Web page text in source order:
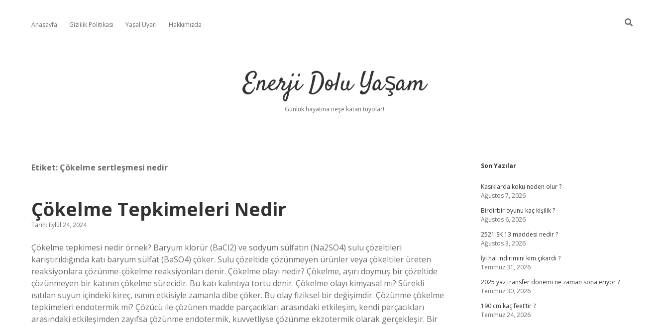
Anasayfa Gizlilik Politikası Yasal Uyarı Hakkımızda
Enerji Dolu Yaşam
Günlük hayatına neşe katan tüyolar!
Etiket: Çökelme sertleşmesi nedir
Çökelme Tepkimeleri Nedir
Tarih: Eylül 24, 2024
Çökelme tepkimesi nedir örnek? Baryum klorür (BaCl2) ve sodyum sülfatın (Na2SO4) sulu çözeltileri
karıştırıldığında katı baryum sülfat (BaSO4) çöker. Sulu çözeltide çözünmeyen ürünler veya çökeltiler üreten
reaksiyonlara çözünme-çökelme reaksiyonları denir. Çökelme olayı nedir? Çökelme, aşırı doymuş bir çözeltide
çözünmeyen bir katının çökelme sürecidir. Bu katı kalıntıya tortu denir. Çökelme olayı kimyasal mı? Sürekli
ısıtılan suyun içindeki kireç, ısının etkisiyle zamanla dibe çöker. Bu olay fiziksel bir değişimdir. Çözünme çökelme
tepkimeleri endotermik mi? Çözücü ile çözünen madde parçacıkları arasındaki etkileşim, kendi parçacıkları
arasındaki etkileşimden zayıfsa çözünme endotermik, kuvvetliyse çözünme ekzotermik olarak gerçekleşir. Bir
Sidebar
Son Yazılar
Kasıklarda koku neden olur ?
Ağustos 7, 2026
Birdirbir oyunu kaç kişilik ?
Ağustos 6, 2026
2521 SK 13 maddesi nedir ?
Ağustos 3, 2026
İyi hal indirimini kim çıkardı ?
Temmuz 31, 2026
2025 yaz transfer dönemi ne zaman sona eriyor ?
Temmuz 30, 2026
190 cm kaç feet’tir ?
Temmuz 24, 2026